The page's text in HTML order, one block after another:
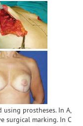
prostheses. In A,
surgical marking. In C